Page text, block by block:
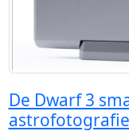
De Dwarf 3